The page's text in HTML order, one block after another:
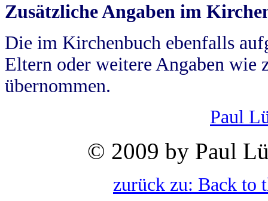
Zusätzliche Angaben im
Die im Kirchenbuch ebenfalls
Eltern oder weitere Angaben wie
übernommen.
Paul
© 2009 by Paul
zurück zu: Back to